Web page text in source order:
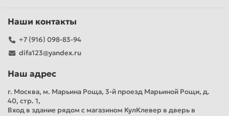
Наши контакты
+7 (916) 098-83-94
difa123@yandex.ru
Наш адрес
г. Москва, м. Марьина Роща, 3-й проезд Марьиной Рощи, д.
40, стр. 1,
Вход в здание рядом с магазином КулКлевер в дверь в